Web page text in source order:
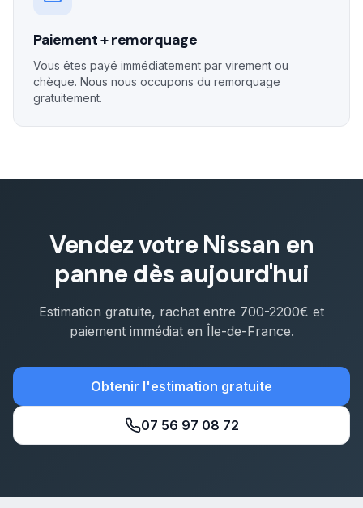
Paiement + remorquage
Vous êtes payé immédiatement par virement ou
chèque. Nous nous occupons du remorquage
gratuitement.
Vendez votre Nissan en
panne dès aujourd'hui
Estimation gratuite, rachat entre 700-2200€ et
paiement immédiat en Île-de-France.
Obtenir l'estimation gratuite
07 56 97 08 72